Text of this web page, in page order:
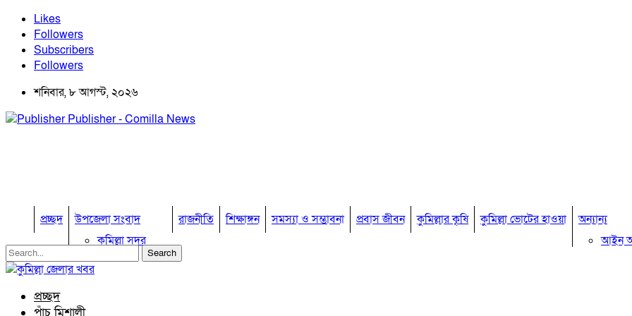
Likes
Followers
Subscribers
Followers
শনিবার, ৮ আগস্ট, ২০২৬
Publisher - Comilla News
প্রচ্ছদ
উপজেলা সংবাদ
কুমিল্লা সদর
কুমিল্লা সদর দক্ষিণ
রাজনীতি শিক্ষাঙ্গন সমস্যা ও সম্ভাবনা প্রবাস জীবন কুমিল্লার কৃষি কুমিল্লা ভোটের হাওয়া
অন্যান্য
আইন
প্রচ্ছদ